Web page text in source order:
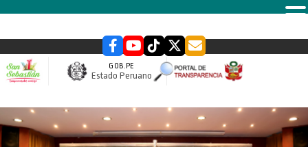
GOB.PE
Estado Peruano
slider